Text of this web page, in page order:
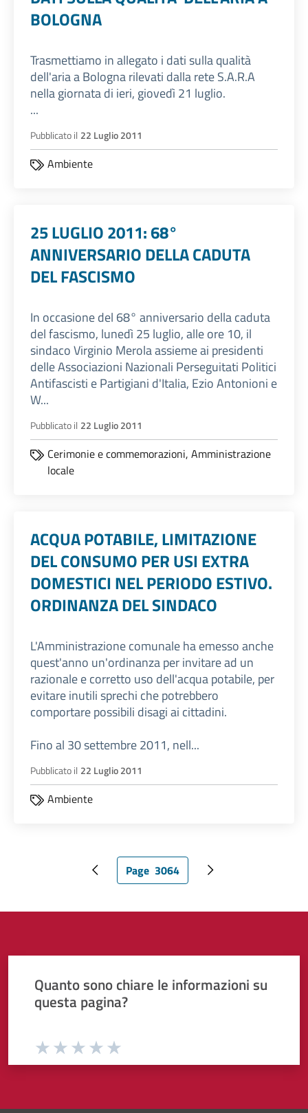
BOLOGNA
Trasmettiamo in allegato i dati sulla qualità
dell'aria a Bologna rilevati dalla rete S.A.R.A
nella giornata di ieri, giovedì 21 luglio.
...
Pubblicato il 22 Luglio 2011
Ambiente
25 LUGLIO 2011: 68°
ANNIVERSARIO DELLA CADUTA
DEL FASCISMO
In occasione del 68° anniversario della caduta
del fascismo, lunedì 25 luglio, alle ore 10, il
sindaco Virginio Merola assieme ai presidenti
delle Associazioni Nazionali Perseguitati Politici
Antifascisti e Partigiani d'Italia, Ezio Antonioni e
W...
Pubblicato il 22 Luglio 2011
Cerimonie e commemorazioni, Amministrazione
locale
ACQUA POTABILE, LIMITAZIONE
DEL CONSUMO PER USI EXTRA
DOMESTICI NEL PERIODO ESTIVO.
ORDINANZA DEL SINDACO
L'Amministrazione comunale ha emesso anche
quest'anno un'ordinanza per invitare ad un
razionale e corretto uso dell'acqua potabile, per
evitare inutili sprechi che potrebbero
comportare possibili disagi ai cittadini.
Fino al 30 settembre 2011, nell...
Pubblicato il 22 Luglio 2011
Ambiente
Pagina precedentePagina attuale
Page 3064 Pagina successiva
Quanto sono chiare le informazioni su
questa pagina?
Valuta da 1 a 5 stelle la paginaValuta 4 stelle su 5
Valuta 3 stelle su 5
Valuta 2 stelle su 5
Valuta 1 stelle su 5